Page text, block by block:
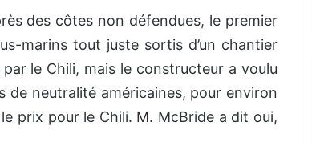
des côtes non défendues, le premier
marins tout juste sortis d’un chantier
le Chili, mais le constructeur a voulu
de neutralité américaines, pour environ
prix pour le Chili. M. McBride a dit oui,